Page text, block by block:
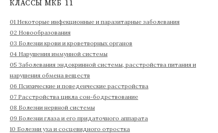
:КЛАССЫ МКБ 11
01 Некоторые инфекционные и паразитарные заболевания
02 Новообразования
03 Болезни крови и кроветворных органов
04 Нарушения иммунной системы
05 Заболевания эндокринной системы, расстройства питания и
нарушения обмена веществ
06 Психические и поведенческие расстройства
07 Расстройства цикла сон-бодрствование
08 Болезни нервной системы
09 Болезни глаза и его придаточного аппарата
10 Болезни уха и сосцевидного отростка